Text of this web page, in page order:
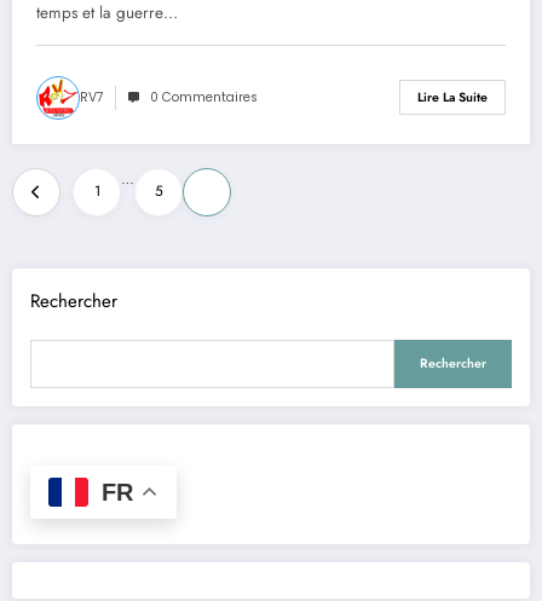
temps et la guerre…
RV7 0 Commentaires Lire La Suite
Pagination
des
publications
1
…
5
Rechercher
Rechercher
FR